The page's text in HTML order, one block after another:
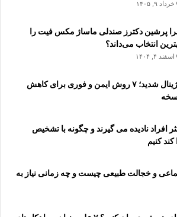
خرداد ۹, ۱۴۰۵
پرشین دکترز صندلی ماساژ مکس فیت را
انتخاب می‌داند؟
اسفند ۴, ۱۴۰۴
درمان خانگی عفونت واژینال شدید؛ ۷ روش ایمن و فوری برای کاهش
افراد نادیده می گیرند و چگونه با تشخیص
کنیم
و خجالت طبیعی چیست و چه زمانی نیاز به